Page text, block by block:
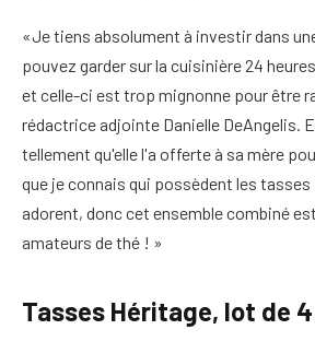
«Je tiens absolument à investir dans
pouvez garder sur la cuisinière 24
et celle-ci est trop mignonne pour être
rédactrice adjointe Danielle DeAngelis.
tellement qu'elle l'a offerte à sa mère
que je connais qui possèdent les tasses
adorent, donc cet ensemble combiné
amateurs de thé ! »
Tasses Héritage, lot de 4